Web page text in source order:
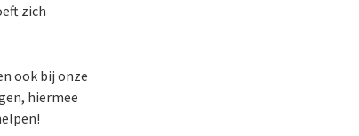
zich
ook bij onze
hiermee